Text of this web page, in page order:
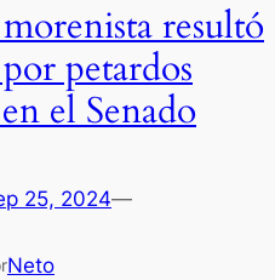
resultó
petardos
el Senado
25, 2024—
Neto